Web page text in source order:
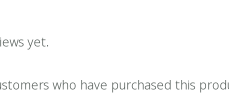
yet.
who have purchased this